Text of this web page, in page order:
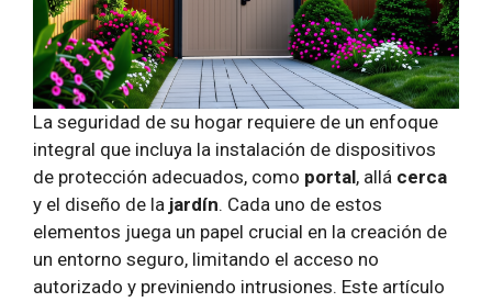
La seguridad de su hogar requiere de un enfoque
integral que incluya la instalación de dispositivos
de protección adecuados, como portal, allá cerca
y el diseño de la jardín. Cada uno de estos
elementos juega un papel crucial en la creación de
un entorno seguro, limitando el acceso no
autorizado y previniendo intrusiones. Este artículo